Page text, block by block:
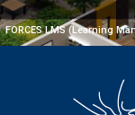
FORCES LMS (Learning